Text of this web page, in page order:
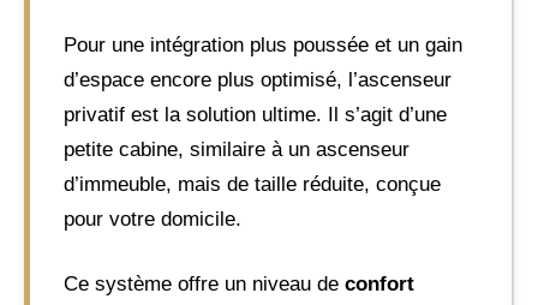
Pour une intégration plus poussée et un gain
d’espace encore plus optimisé, l’ascenseur
privatif est la solution ultime. Il s’agit d’une
petite cabine, similaire à un ascenseur
d’immeuble, mais de taille réduite, conçue
pour votre domicile.
Ce système offre un niveau de confort